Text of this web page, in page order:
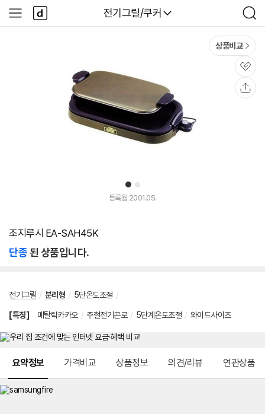
다나와
전기그릴/쿠커
검
색
사
이
다
나
와
1 2
상품비교
관
심
등록월 2001.05.
조지루시 EA-SAH45K
단종된 상품입니다.
전기그릴 / 분리형 / 5단온도조절 /
[특징] 메탈릭카카오 / 주철전기곤로 / 5단계온도조절 / 와이드사이즈
요약정보 가격비교 상품정보 의견/리뷰 연관상품